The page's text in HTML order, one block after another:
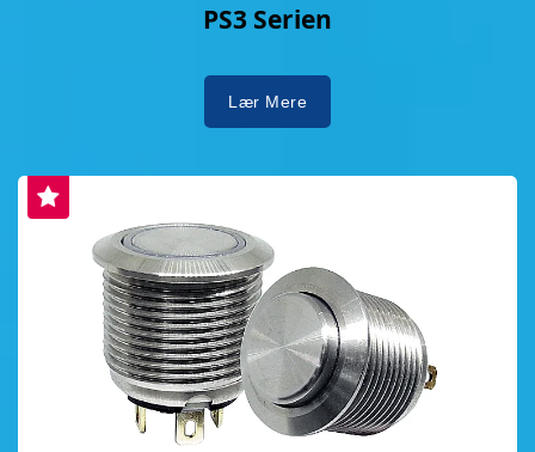
PS3 Serien
Lær Mere